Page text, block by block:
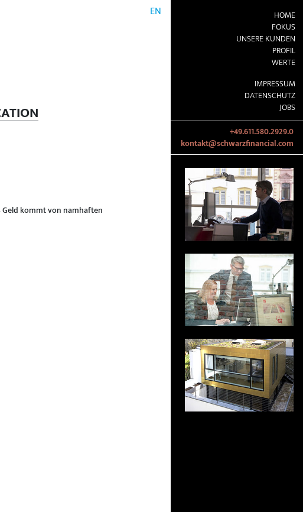
EN
HOME
FOKUS
UNSERE KUNDEN
PROFIL
WERTE
IMPRESSUM
DATENSCHUTZ
JOBS
Geld kommt von namhaften
+49.611.580.2929.0
kontakt@schwarzfinancial.com